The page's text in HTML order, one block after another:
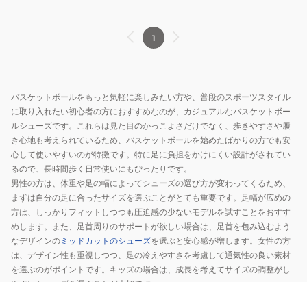
1
バスケットボールをもっと気軽に楽しみたい方や、普段のスポーツスタイル
に取り入れたい初心者の方におすすめなのが、カジュアルなバスケットボー
ルシューズです。これらは見た目のかっこよさだけでなく、歩きやすさや履
き心地も考えられているため、バスケットボールを始めたばかりの方でも安
心して使いやすいのが特徴です。特に足に負担をかけにくい設計がされてい
るので、長時間歩く日常使いにもぴったりです。
男性の方は、体重や足の幅によってシューズの選び方が変わってくるため、
まずは自分の足に合ったサイズを選ぶことがとても重要です。足幅が広めの
方は、しっかりフィットしつつも圧迫感の少ないモデルを試すことをおすす
めします。また、足首周りのサポートが欲しい場合は、足首を包み込むよう
なデザインの ミッドカットのシューズを選ぶと安心感が増します。女性の方
は、デザイン性も重視しつつ、足の冷えやすさを考慮して通気性の良い素材
を選ぶのがポイントです。キッズの場合は、成長を考えてサイズの調整がし